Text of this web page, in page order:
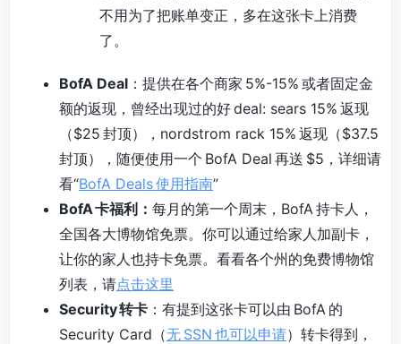
不用为了把账单变正，多在这张卡上消费
了。
BofA Deal ：提供在各个商家 5%-15% 或者固定金
额的返现，曾经出现过的好 deal: sears 15% 返现
（$25 封顶），nordstrom rack 15% 返现（$37.5
封顶），随便使用一个 BofA Deal 再送 $5，详细请
看“BofA Deals 使用指南”
BofA 卡福利： 每月的第一个周末，BofA 持卡人，
全国各大博物馆免票。你可以通过给家人加副卡，
让你的家人也持卡免票。看看各个州的免费博物馆
列表，请点击这里
Security 转卡 ：有提到这张卡可以由 BofA 的
Security Card（无 SSN 也可以申请）转卡得到，